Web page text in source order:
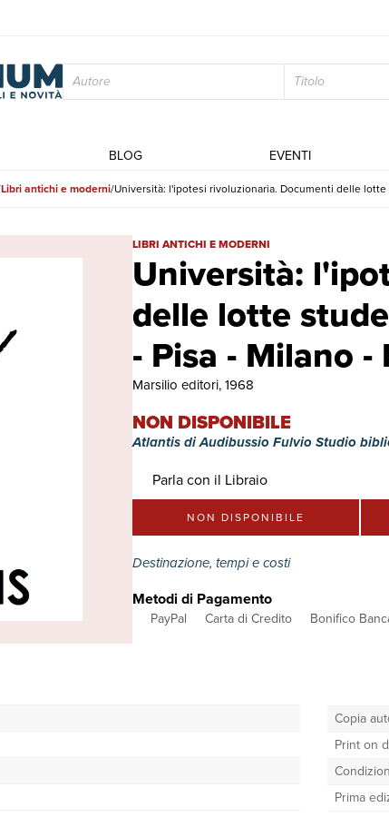
BLOG EVENTI
Libri antichi e moderni Università: l'ipotesi rivoluzionaria. Documenti delle
Università:
delle lotte
- Pisa - Milano -
Università: l'ipotesi rivoluzionaria.
LIBRI ANTICHI E MODERNI
Marsilio editori, 1968
NON DISPONIBILE
Atlantis di Audibussio Fulvio Studio
Parla con il Libraio
NON DISPONIBILE
Destinazione, tempi e costi
Metodi di Pagamento
PayPal Carta di Credito Bonifico
Copia
Print on
Prima